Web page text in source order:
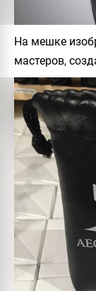
На мешке
мастеров,